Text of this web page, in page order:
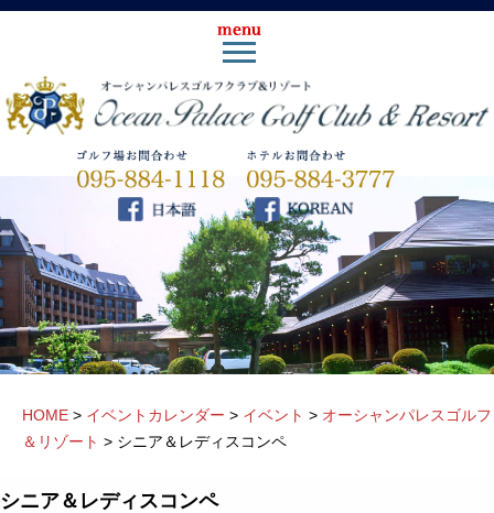
HOME > イベントカレンダー > イベント > オーシャンパレスゴルフ
＆リゾート > シニア＆レディスコンペ
シニア＆レディスコンペ